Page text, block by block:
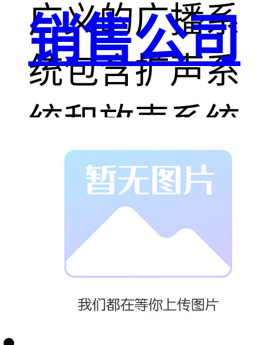
广义的广播系
统包含扩声系
统和放声系统
两大类：
一、扩声系
统：扬声器与
话筒处于同一
销售公司